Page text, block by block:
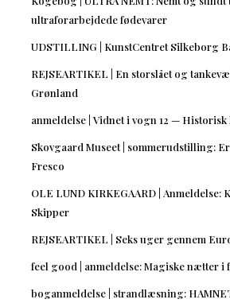
ultraforarbejdede fødevarer
UDSTILLING | KunstCentret Silkeborg
REJSEARTIKEL | En storslået og
Grønland
anmeldelse | Vidnet i vogn 12 —
Skovgaard Museet | sommerudstilling:
Fresco
OLE LUND KIRKEGAARD | Anmeldelse:
Skipper
REJSEARTIKEL | Seks uger gennem
feel good | anmeldelse: Magiske nætter i
boganmeldelse | strandlæsning: